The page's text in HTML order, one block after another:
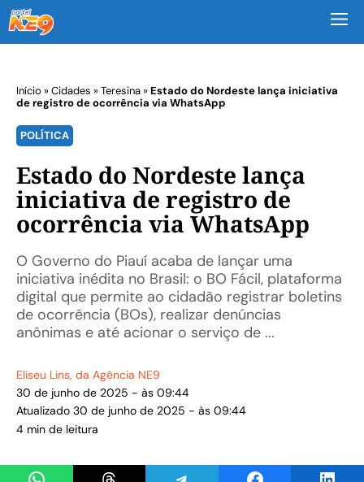
Início »Cidades »Teresina»Estado do Nordeste lança iniciativa
de registro de ocorrência via WhatsApp
POLÍTICA
Estado do Nordeste lança
iniciativa de registro de
ocorrência via WhatsApp
O Governo do Piauí acaba de lançar uma
iniciativa inédita no Brasil: o BO Fácil, plataforma
digital que permite ao cidadão registrar boletins
de ocorrência (BOs), realizar denúncias
anônimas e até acionar o serviço de ...
Eliseu Lins, da Agência NE9
30 de junho de 2025 - às 09:44
Atualizado 30 de junho de 2025 - às 09:44
4 min de leitura
Share on WhatsAppShare on ThreadsShare on TelegramShare on Facebook